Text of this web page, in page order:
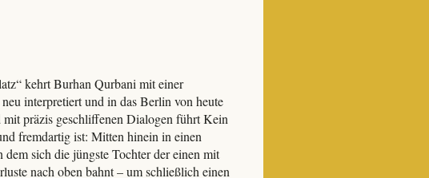
kehrt Burhan Qurbani mit einer
interpretiert und in das Berlin von heute
präzis geschliffenen Dialogen führt Kein
fremdartig ist: Mitten hinein in einen
sich die jüngste Tochter der einen mit
nach oben bahnt – um schließlich einen